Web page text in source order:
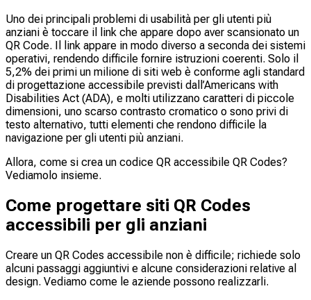
Uno dei principali problemi di usabilità per gli utenti più
anziani è toccare il link che appare dopo aver scansionato un
QR Code. Il link appare in modo diverso a seconda dei sistemi
operativi, rendendo difficile fornire istruzioni coerenti. Solo il
5,2% dei primi un milione di siti web è conforme agli standard
di progettazione accessibile previsti dall’Americans with
Disabilities Act (ADA), e molti utilizzano caratteri di piccole
dimensioni, uno scarso contrasto cromatico o sono privi di
testo alternativo, tutti elementi che rendono difficile la
navigazione per gli utenti più anziani.
Allora, come si crea un codice QR accessibile QR Codes?
Vediamolo insieme.
Come progettare siti QR Codes
accessibili per gli anziani
Creare un QR Codes accessibile non è difficile; richiede solo
alcuni passaggi aggiuntivi e alcune considerazioni relative al
design. Vediamo come le aziende possono realizzarli.